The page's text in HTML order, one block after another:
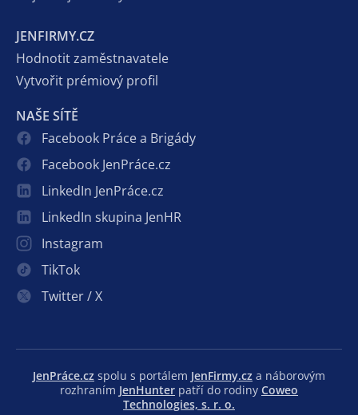
JENFIRMY.CZ
Hodnotit zaměstnavatele
Vytvořit prémiový profil
NAŠE SÍTĚ
Facebook Práce a Brigády
Facebook JenPráce.cz
LinkedIn JenPráce.cz
LinkedIn skupina JenHR
Instagram
TikTok
Twitter / X
JenPráce.cz spolu s portálem JenFirmy.cz a náborovým
rozhraním JenHunter patří do rodiny Coweo
Technologies, s. r. o.